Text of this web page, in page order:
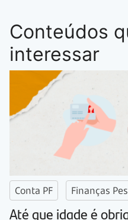
Conteúdos
interessar
Conta PF Finanças
Até que idade é